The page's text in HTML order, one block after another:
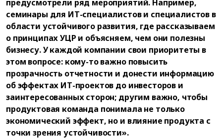
предусмотрели ряд мероприятий. Например,
семинары для ИТ-специалистов и специалистов в
области устойчивого развития, где рассказываем
о принципах УЦР и объясняем, чем они полезны
бизнесу. У каждой компании свои приоритеты в
этом вопросе: кому-то важно повысить
прозрачность отчетности и донести информацию
об эффектах ИТ-проектов до инвесторов и
заинтересованных сторон; другим важно, чтобы
продуктовая команда понимала не только
экономический эффект, но и влияние продукта с
точки зрения устойчивости».